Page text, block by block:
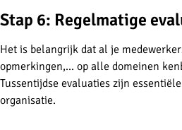
Stap 6: Regelmatige
Het is belangrijk dat al je
opmerkingen,... op alle domeinen
Tussentijdse evaluaties zijn
organisatie.